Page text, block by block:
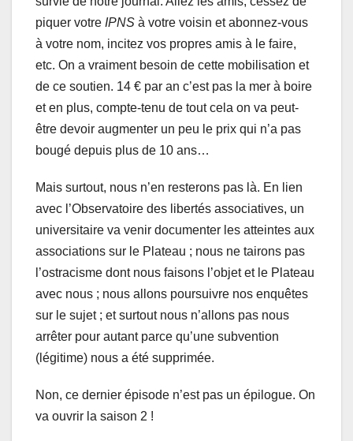
piquer votre IPNS à votre voisin et abonnez-vous
à votre nom, incitez vos propres amis à le faire,
etc. On a vraiment besoin de cette mobilisation et
de ce soutien. 14 € par an c’est pas la mer à boire
et en plus, compte-tenu de tout cela on va peut-
être devoir augmenter un peu le prix qui n’a pas
bougé depuis plus de 10 ans…
Mais surtout, nous n’en resterons pas là. En lien
avec l’Observatoire des libertés associatives, un
universitaire va venir documenter les atteintes aux
associations sur le Plateau ; nous ne tairons pas
l’ostracisme dont nous faisons l’objet et le Plateau
avec nous ; nous allons poursuivre nos enquêtes
sur le sujet ; et surtout nous n’allons pas nous
arrêter pour autant parce qu’une subvention
(légitime) nous a été supprimée.
Non, ce dernier épisode n’est pas un épilogue. On
va ouvrir la saison 2 !